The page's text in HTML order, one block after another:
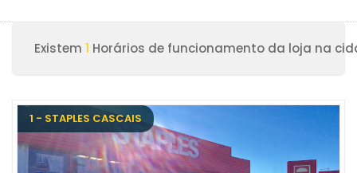
Existem 1 Horários de funcionamento da loja na
1 - STAPLES CASCAIS